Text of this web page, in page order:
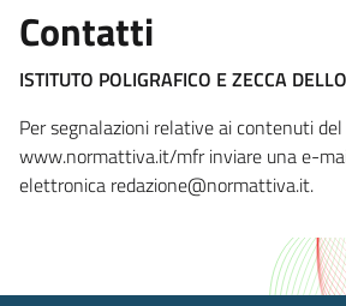
Contatti
ISTITUTO POLIGRAFICO E ZECCA
Per segnalazioni relative ai contenuti
www.normattiva.it/mfr inviare una e-
elettronica redazione@normattiva.it.